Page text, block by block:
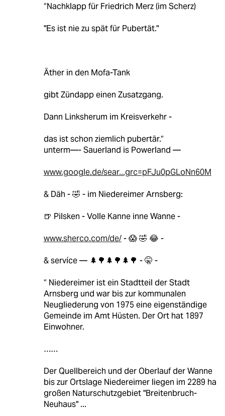
“Nachklapp für Friedrich Merz (im Scherz)
"Es ist nie zu spät für Pubertät."
Äther in den Mofa-Tank
gibt Zündapp einen Zusatzgang.
Dann Linksherum im Kreisverkehr -
das ist schon ziemlich pubertär.“
unterm—- Sauerland is Powerland —
www.google.de/sear...grc=pFJu0pGLoNn60M
& Däh - 🤣 - im Niedereimer Arnsberg:
🍺 Pilsken - Volle Kanne inne Wanne -
www.sherco.com/de/- 😱 🤣 😂 -
& servíce — 🌲🌳🌲🌳🌲🌳 - 🤫 -
“ Niedereimer ist ein Stadtteil der Stadt
Arnsberg und war bis zur kommunalen
Neugliederung von 1975 eine eigenständige
Gemeinde im Amt Hüsten. Der Ort hat 1897
Einwohner.
……
Der Quellbereich und der Oberlauf der Wanne
bis zur Ortslage Niedereimer liegen im 2289 ha
großen Naturschutzgebiet "Breitenbruch-
Neuhaus" ...